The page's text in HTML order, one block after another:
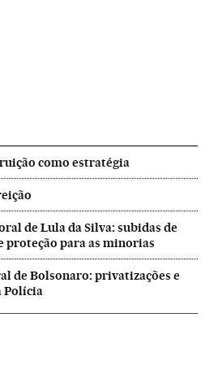
como estratégia
de Lula da Silva: subidas de
proteção para as minorias
de Bolsonaro: privatizações e
Polícia